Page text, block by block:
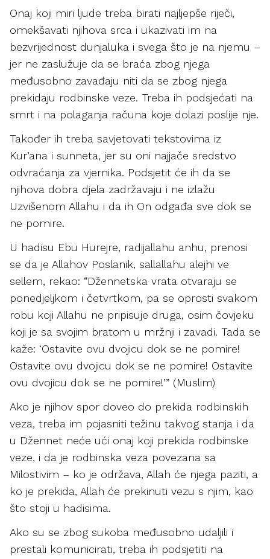
Onaj koji miri ljude treba birati najljepše riječi,
omekšavati njihova srca i ukazivati im na
bezvrijednost dunjaluka i svega što je na njemu –
jer ne zaslužuje da se braća zbog njega
međusobno zavađaju niti da se zbog njega
prekidaju rodbinske veze. Treba ih podsjećati na
smrt i na polaganja računa koje dolazi poslije nje.
Također ih treba savjetovati tekstovima iz
Kur’ana i sunneta, jer su oni najjače sredstvo
odvraćanja za vjernika. Podsjetit će ih da se
njihova dobra djela zadržavaju i ne izlažu
Uzvišenom Allahu i da ih On odgađa sve dok se
ne pomire.
U hadisu Ebu Hurejre, radijallahu anhu, prenosi
se da je Allahov Poslanik, sallallahu alejhi ve
sellem, rekao: “Džennetska vrata otvaraju se
ponedjeljkom i četvrtkom, pa se oprosti svakom
robu koji Allahu ne pripisuje druga, osim čovjeku
koji je sa svojim bratom u mržnji i zavadi. Tada se
kaže: ‘Ostavite ovu dvojicu dok se ne pomire!
Ostavite ovu dvojicu dok se ne pomire! Ostavite
ovu dvojicu dok se ne pomire!’” (Muslim)
Ako je njihov spor doveo do prekida rodbinskih
veza, treba im pojasniti težinu takvog stanja i da
u Džennet neće ući onaj koji prekida rodbinske
veze, i da je rodbinska veza povezana sa
Milostivim – ko je održava, Allah će njega paziti, a
ko je prekida, Allah će prekinuti vezu s njim, kao
što stoji u hadisima.
Ako su se zbog sukoba međusobno udaljili i
prestali komunicirati, treba ih podsjetiti na